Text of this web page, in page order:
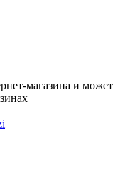
магазина и может